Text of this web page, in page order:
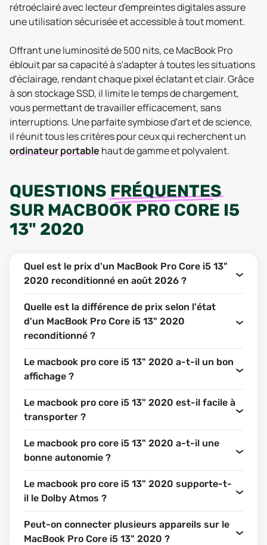
rétroéclairé avec lecteur d'empreintes digitales assure
une utilisation sécurisée et accessible à tout moment.
Offrant une luminosité de 500 nits, ce MacBook Pro
éblouit par sa capacité à s'adapter à toutes les situations
d'éclairage, rendant chaque pixel éclatant et clair. Grâce
à son stockage SSD, il limite le temps de chargement,
vous permettant de travailler efficacement, sans
interruptions. Une parfaite symbiose d'art et de science,
il réunit tous les critères pour ceux qui recherchent un
ordinateur portable haut de gamme et polyvalent.
QUESTIONS FRÉQUENTES
SUR MACBOOK PRO CORE I5
13" 2020
Quel est le prix d'un MacBook Pro Core i5 13"
2020 reconditionné en août 2026 ?
Quelle est la différence de prix selon l'état
d'un MacBook Pro Core i5 13" 2020
reconditionné ?
Le macbook pro core i5 13" 2020 a-t-il un bon
affichage ?
Le macbook pro core i5 13" 2020 est-il facile à
transporter ?
Le macbook pro core i5 13" 2020 a-t-il une
bonne autonomie ?
Le macbook pro core i5 13" 2020 supporte-t-
il le Dolby Atmos ?
Peut-on connecter plusieurs appareils sur le
MacBook Pro Core i5 13" 2020 ?